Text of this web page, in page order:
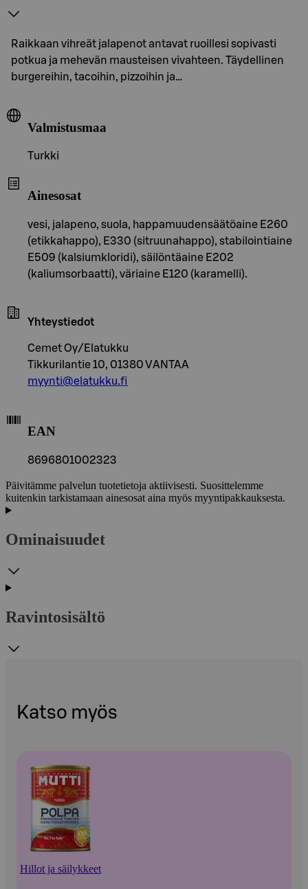
Raikkaan vihreät jalapenot antavat ruoillesi sopivasti
potkua ja mehevän mausteisen vivahteen. Täydellinen
burgereihin, tacoihin, pizzoihin ja…
Valmistusmaa
Turkki
Ainesosat
vesi, jalapeno, suola, happamuudensäätöaine E260
(etikkahappo), E330 (sitruunahappo), stabilointiaine
E509 (kalsiumkloridi), säilöntäaine E202
(kaliumsorbaatti), väriaine E120 (karamelli).
Yhteystiedot
Cemet Oy/Elatukku
Tikkurilantie 10, 01380 VANTAA
myynti@elatukku.fi
EAN
8696801002323
Päivitämme palvelun tuotetietoja aktiivisesti. Suosittelemme
kuitenkin tarkistamaan ainesosat aina myös myyntipakkauksesta.
Ominaisuudet
Ravintosisältö
Katso myös
Hillot ja säilykkeet